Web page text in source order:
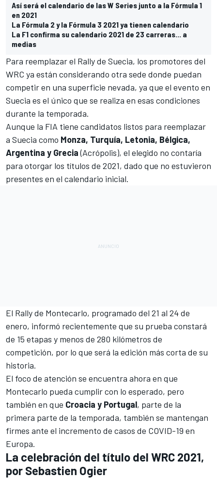
Así será el calendario de las W Series junto a la Fórmula 1
en 2021
La Fórmula 2 y la Fórmula 3 2021 ya tienen calendario
La F1 confirma su calendario 2021 de 23 carreras... a
medias
Para reemplazar el Rally de Suecia, los promotores del
WRC ya están considerando otra sede donde puedan
competir en una superficie nevada, ya que el evento en
Suecia es el único que se realiza en esas condiciones
durante la temporada.
Aunque la FIA tiene candidatos listos para reemplazar
a Suecia como Monza, Turquía, Letonia, Bélgica,
Argentina y Grecia(Acrópolis), el elegido no contaría
para otorgar los títulos de 2021, dado que no estuvieron
presentes en el calendario inicial.
El Rally de Montecarlo, programado del 21 al 24 de
enero, informó recientemente que su prueba constará
de 15 etapas y menos de 280 kilómetros de
competición, por lo que será la edición más corta de su
historia.
El foco de atención se encuentra ahora en que
Montecarlo pueda cumplir con lo esperado, pero
también en que Croacia y Portugal, parte de la
primera parte de la temporada, también se mantengan
firmes ante el incremento de casos de COVID-19 en
Europa.
La celebración del título del WRC 2021,
por Sebastien Ogier